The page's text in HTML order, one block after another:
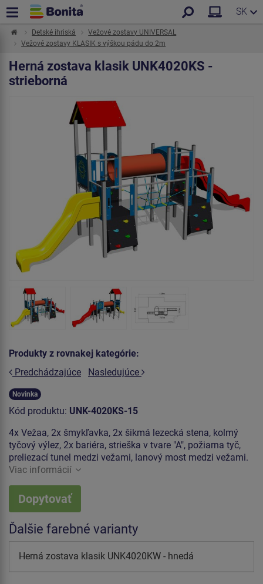
SK
Detské ihriská
Vežové zostavy UNIVERSAL
Vežové zostavy KLASIK s výškou pádu do 2m
Herná zostava klasik UNK4020KS -
strieborná
Produkty z rovnakej kategórie:
Predchádzajúce
Nasledujúce
Novinka
Kód produktu: UNK-4020KS-15
4x Vežaa, 2x šmykľavka, 2x šikmá lezecká stena, kolmý
tyčový výlez, 2x bariéra, strieška v tvare "A", požiarna tyč,
preliezací tunel medzi vežami, lanový most medzi vežami.
Viac informácií
Dopytovať
Ďalšie farebné varianty
Herná zostava klasik UNK4020KW - hnedá